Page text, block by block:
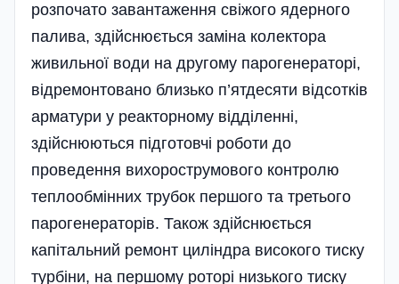
розпочато завантаження свіжого ядерного
палива, здійснюється заміна колектора
живильної води на другому паро­генераторі,
відремонтовано близько п’ятдесяти відсотків
арматури у реакторному відділенні,
здійснюються підготовчі роботи до
проведення вихорострумового контролю
теплообмінних трубок першого та третього
парогенераторів. Також здійс­нюється
капітальний ремонт циліндра високого тиску
турбіни, на першому роторі низького тиску